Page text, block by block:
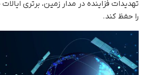
تهدیدات فزاینده در مدار زمین، برتری
را حفظ کند.